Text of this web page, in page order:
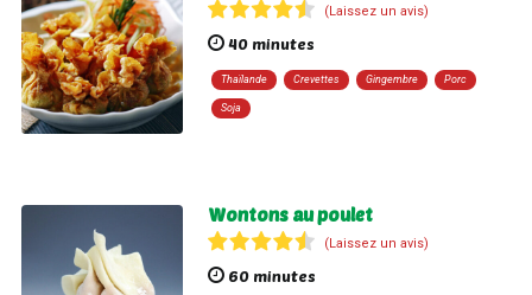
(Laissez un avis)
40 minutes
Thaïlande Crevettes Gingembre Porc
Soja
Wontons au poulet
(Laissez un avis)
60 minutes